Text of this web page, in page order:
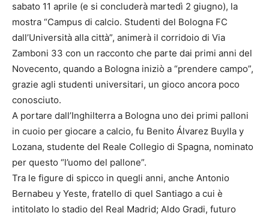
sabato 11 aprile (e si concluderà martedì 2 giugno), la
mostra “Campus di calcio. Studenti del Bologna FC
dall’Università alla città”, animerà il corridoio di Via
Zamboni 33 con un racconto che parte dai primi anni del
Novecento, quando a Bologna iniziò a “prendere campo”,
grazie agli studenti universitari, un gioco ancora poco
conosciuto.
A portare dall’Inghilterra a Bologna uno dei primi palloni
in cuoio per giocare a calcio, fu Benito Álvarez Buylla y
Lozana, studente del Reale Collegio di Spagna, nominato
per questo “l’uomo del pallone”.
Tra le figure di spicco in quegli anni, anche Antonio
Bernabeu y Yeste, fratello di quel Santiago a cui è
intitolato lo stadio del Real Madrid; Aldo Gradi, futuro